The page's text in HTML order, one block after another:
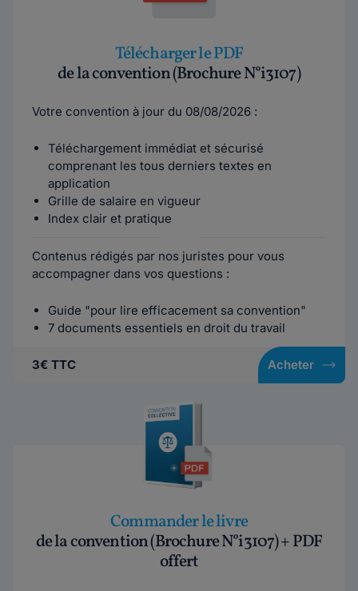
Télécharger le PDF
de la convention (Brochure N°i3107)
Votre convention à jour du 08/08/2026 :
Téléchargement immédiat et sécurisé
comprenant les tous derniers textes en
application
Grille de salaire en vigueur
Index clair et pratique
Contenus rédigés par nos juristes pour vous
accompagner dans vos questions :
Guide "pour lire efficacement sa convention"
7 documents essentiels en droit du travail
3€ TTC Acheter
Commander le livre
de la convention (Brochure N°i3107) + PDF
offert